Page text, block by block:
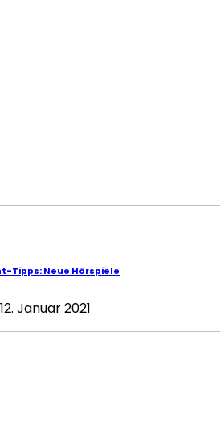
Tipps: Neue Hörspiele
12. Januar 2021